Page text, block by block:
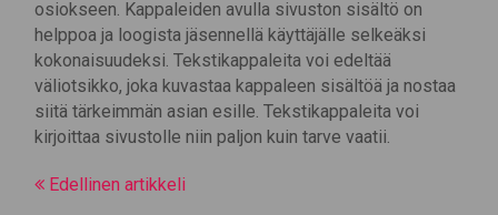
osiokseen. Kappaleiden avulla sivuston sisältö on
helppoa ja loogista jäsennellä käyttäjälle selkeäksi
kokonaisuudeksi. Tekstikappaleita voi edeltää
väliotsikko, joka kuvastaa kappaleen sisältöä ja nostaa
siitä tärkeimmän asian esille. Tekstikappaleita voi
kirjoittaa sivustolle niin paljon kuin tarve vaatii.
Edellinen artikkeli